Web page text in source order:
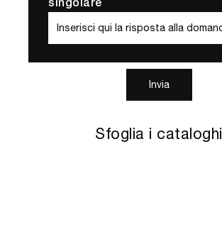
Sfoglia i cataloghi
singolare
Invia